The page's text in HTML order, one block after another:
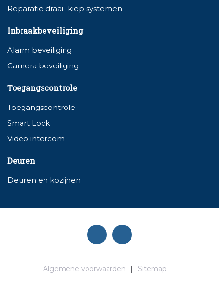
Reparatie draai- kiep systemen
Inbraakbeveiliging
Alarm beveiliging
Camera beveiliging
Toegangscontrole
Toegangscontrole
Smart Lock
Video intercom
Deuren
Deuren en kozijnen
Algemene voorwaarden Sitemap